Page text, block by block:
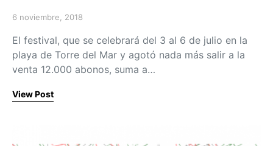
Posted on
6 noviembre, 2018
El festival, que se celebrará del 3 al 6 de julio en la
playa de Torre del Mar y agotó nada más salir a la
venta 12.000 abonos, suma a…
View Post